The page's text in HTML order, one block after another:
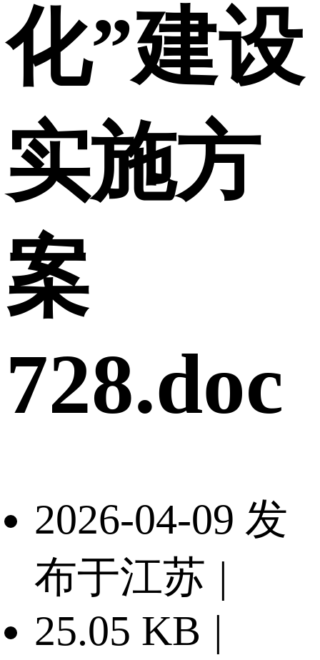
化”建设
实施方
案
728.doc
2026-04-09 发
布于江苏 |
25.05 KB |